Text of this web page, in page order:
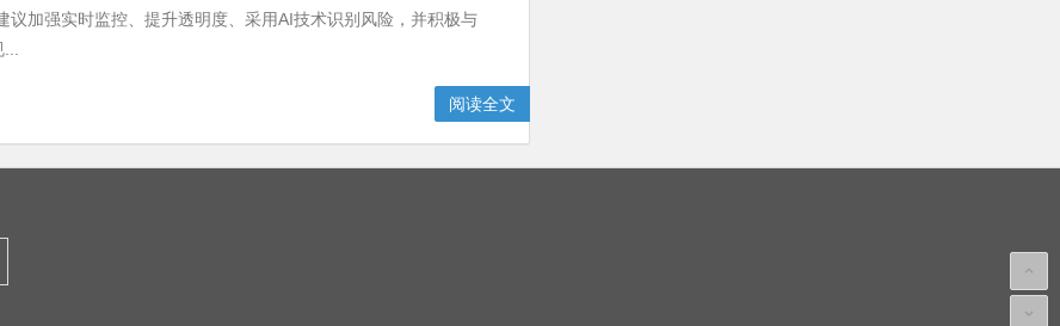
议加强实时监控、提升透明度、采用AI技术识别风险，并积极与
阅读全文